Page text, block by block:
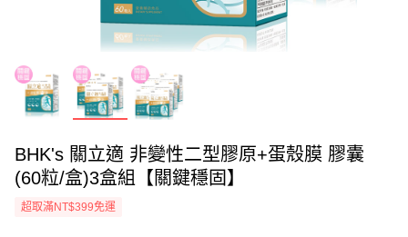
BHK's 關立適 非變性二型膠原+蛋殼膜 膠囊
(60粒/盒)3盒組【關鍵穩固】
超取滿NT$399免運